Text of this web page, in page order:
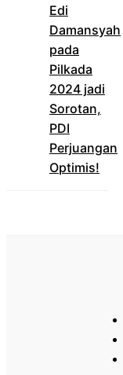
Edi
Damansyah
pada
Pilkada
2024 jadi
Sorotan,
PDI
Perjuangan
Optimis!